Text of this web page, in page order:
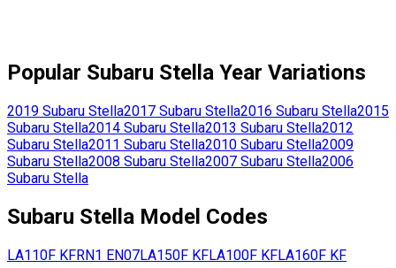
Popular Subaru Stella Year Variations
2019 Subaru Stella2017 Subaru Stella2016 Subaru Stella2015
Subaru Stella2014 Subaru Stella2013 Subaru Stella2012
Subaru Stella2011 Subaru Stella2010 Subaru Stella2009
Subaru Stella2008 Subaru Stella2007 Subaru Stella2006
Subaru Stella
Subaru Stella Model Codes
LA110F KFRN1 EN07LA150F KFLA100F KFLA160F KF